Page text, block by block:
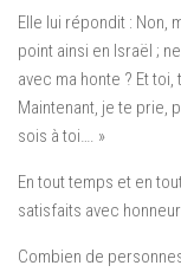
Elle lui répondit : Non,
point ainsi en Israël ;
avec ma honte ? Et
Maintenant, je te prie,
sois à toi…. »
En tout temps et en
satisfaits avec
Combien de